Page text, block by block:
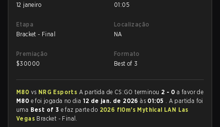
12 janeiro
01:05
Etapa
Bracket - Final
Localização
NA
Premiação
$30000
Formato
Best of 3
M80 vs NRG Esports A partida de CS:GO terminou 2 - 0 a favor de
M80 e foi jogada no dia 12 de jan. de 2026às 01:05 . A partida foi
uma Best of 3 e faz parte do 2026 fl0m's Mythical LAN Las
Vegas Bracket - Final.